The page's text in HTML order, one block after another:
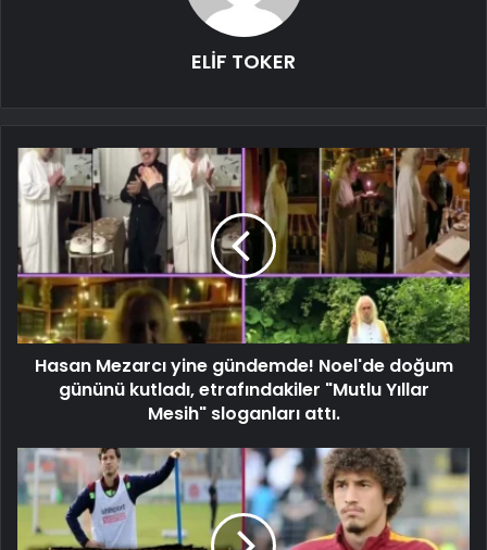
ELİF TOKER
Hasan Mezarcı yine gündemde! Noel'de doğum
gününü kutladı, etrafındakiler "Mutlu Yıllar
Mesih" sloganları attı.